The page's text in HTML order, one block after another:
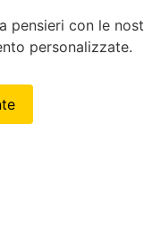
pensieri con le
personalizzate.